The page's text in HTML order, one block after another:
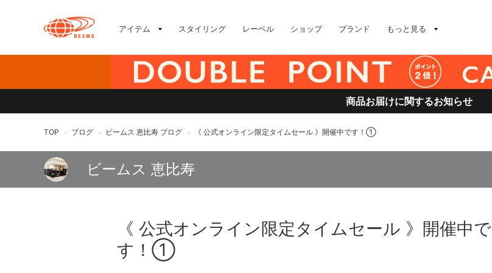
アイテム スタイリング レーベル ショップ ブランド もっと見る
商品お届けに関するお知らせ
TOP > ブログ > ビームス 恵比寿 ブログ > 《 公式オンライン限定タイムセール 》開催中です！①
ビームス 恵比寿
《 公式オンライン限定タイムセール 》開催中で
す！①